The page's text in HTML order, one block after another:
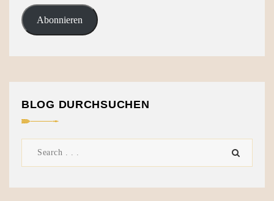
Abonnieren
BLOG DURCHSUCHEN